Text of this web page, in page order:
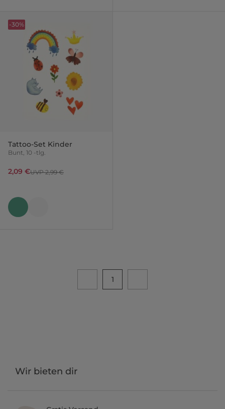
Tattoo-Set Kinder
Bunt, 10 -tlg.
2,09 €UVP 2,99 €
-30%
1
Wir bieten dir